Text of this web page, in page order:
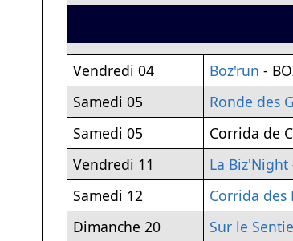
Vendredi 04 Boz'run -
Samedi 05
Ronde des
Samedi 05
Corrida de
Vendredi 11
La Biz'Night
Samedi 12
Corrida des
Dimanche 20
Sur le